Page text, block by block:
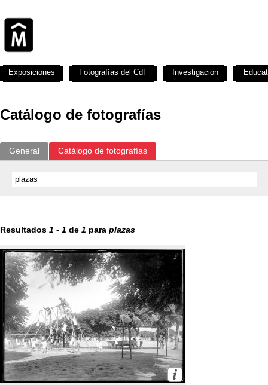
Catálogo de fotografías
General Catálogo de fotografías
Resultados 1 - 1 de 1 para plazas
Exposiciones Fotografías del CdF Investigación